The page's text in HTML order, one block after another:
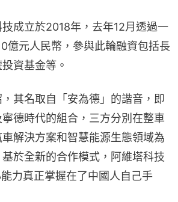
成立於2018年，去年12月透過一
億元人民幣，參與此輪融資包括長
資基金等。
其名取自「安為德」的諧音，即
德時代的組合，三方分別在整車
解決方案和智慧能源生態領域為
於全新的合作模式，阿維塔科技
力真正掌握在了中國人自己手